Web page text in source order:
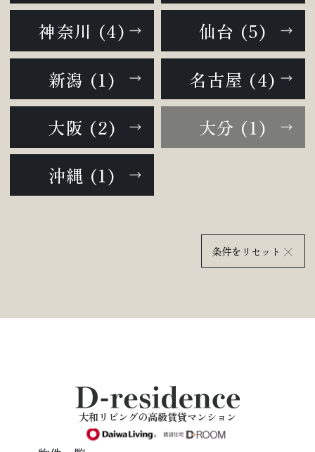
神奈川 (4)
仙台 (5)
新潟 (1)
名古屋 (4)
大阪 (2)
大分 (1)
沖縄 (1)
条件をリセット
大和リビングの高級賃貸マンション